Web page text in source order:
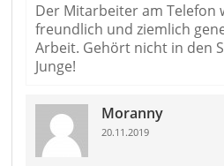
Der Mitarbeiter am Telefon
freundlich und ziemlich
Arbeit. Gehört nicht in den
Junge!
Moranny
20.11.2019